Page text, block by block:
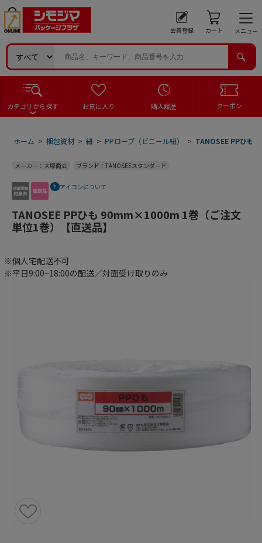
会員登録 カート メニュー
カテゴリから探す お気に入り 購入履歴 クーポン
ホーム > 梱包資材 > 紐 > PPロープ（ビニール紐） > TANOSEE PPひも
メーカー：大塚商会 ブランド：TANOSEEスタンダード
アイコンについて
TANOSEE PPひも 90mm×1000m 1巻（ご注文
単位1巻）【直送品】
※個人宅配送不可
※平日9:00~18:00の配送／対面受け取りのみ